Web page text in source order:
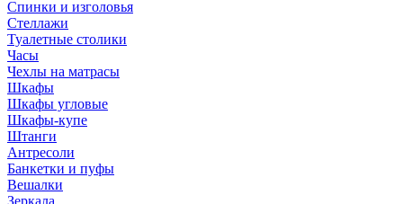
Спинки и изголовья
Стеллажи
Туалетные столики
Часы
Чехлы на матрасы
Шкафы
Шкафы угловые
Шкафы-купе
Штанги
Антресоли
Банкетки и пуфы
Вешалки
Зеркала